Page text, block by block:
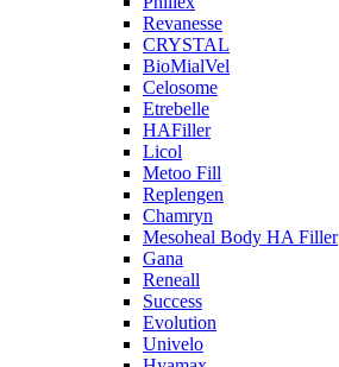
Revanesse
CRYSTAL
BioMialVel
Celosome
Etrebelle
HAFiller
Licol
Metoo Fill
Replengen
Chamryn
Mesoheal Body HA Filler
Gana
Reneall
Success
Evolution
Univelo